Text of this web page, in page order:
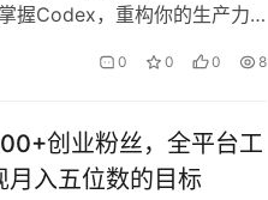
握Codex，重构你的生产力
0 0 0 8
创业粉丝，全平台工
月入五位数的目标